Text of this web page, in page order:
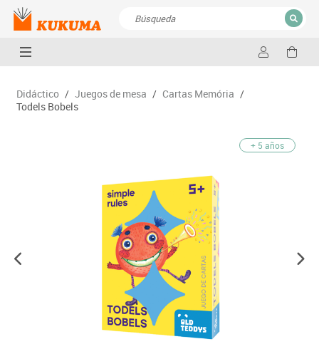
CERRAR
Didáctico / Juegos de mesa / Cartas Memória /
Todels Bobels
+ 5 años